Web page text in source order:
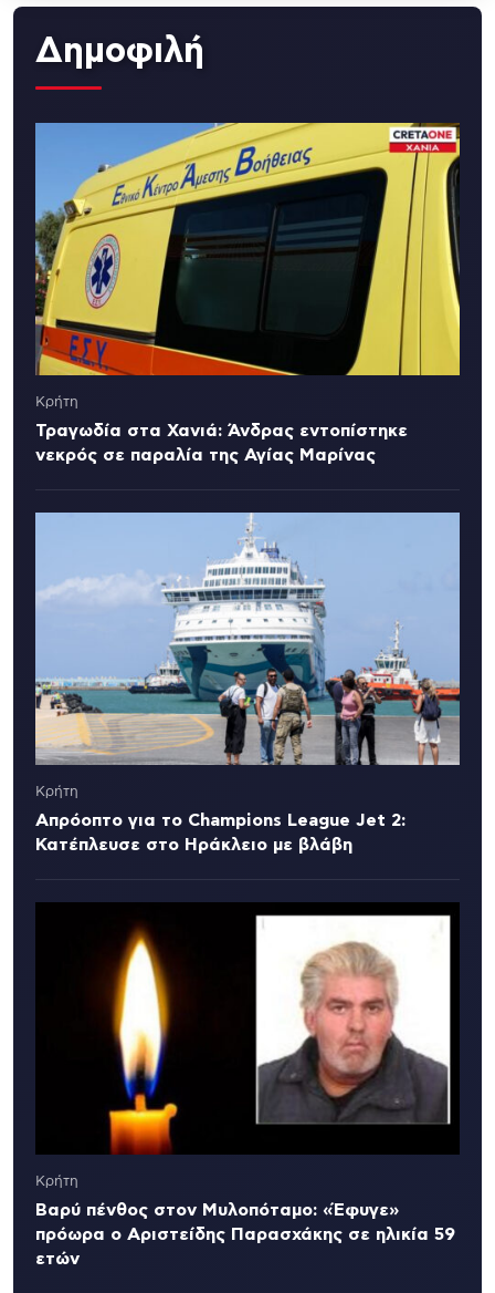
Δημοφιλή
Κρήτη
Τραγωδία στα Χανιά: Άνδρας εντοπίστηκε
νεκρός σε παραλία της Αγίας Μαρίνας
Κρήτη
Απρόοπτο για το Champions League Jet 2:
Κατέπλευσε στο Ηράκλειο με βλάβη
Κρήτη
Βαρύ πένθος στον Μυλοπόταμο: «Έφυγε»
πρόωρα ο Αριστείδης Παρασχάκης σε ηλικία 59
ετών